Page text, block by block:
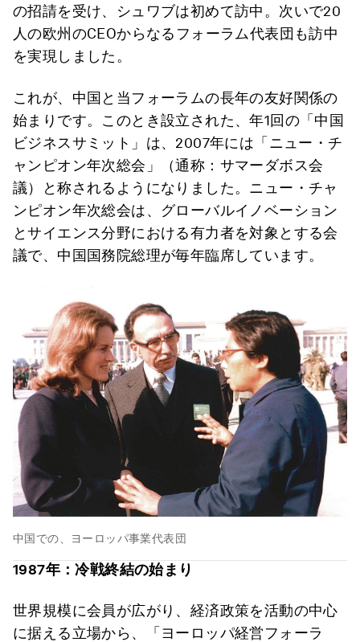
の招請を受け、シュワブは初めて訪中。次いで20
人の欧州のCEOからなるフォーラム代表団も訪中
を実現しました。
これが、中国と当フォーラムの長年の友好関係の
始まりです。このとき設立された、年1回の「中国
ビジネスサミット」は、2007年には「ニュー・チ
ャンピオン年次総会」（通称：サマーダボス会
議）と称されるようになりました。ニュー・チャ
ンピオン年次総会は、グローバルイノベーション
とサイエンス分野における有力者を対象とする会
議で、中国国務院総理が毎年臨席しています。
中国での、ヨーロッパ事業代表団
1987年：冷戦終結の始まり
世界規模に会員が広がり、経済政策を活動の中心
に据える立場から、「ヨーロッパ経営フォーラ